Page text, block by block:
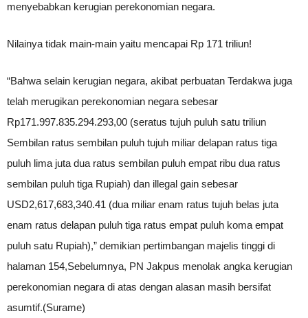
menyebabkan kerugian perekonomian negara.
Nilainya tidak main-main yaitu mencapai Rp 171 triliun!
“Bahwa selain kerugian negara, akibat perbuatan Terdakwa juga
telah merugikan perekonomian negara sebesar
Rp171.997.835.294.293,00 (seratus tujuh puluh satu triliun
Sembilan ratus sembilan puluh tujuh miliar delapan ratus tiga
puluh lima juta dua ratus sembilan puluh empat ribu dua ratus
sembilan puluh tiga Rupiah) dan illegal gain sebesar
USD2,617,683,340.41 (dua miliar enam ratus tujuh belas juta
enam ratus delapan puluh tiga ratus empat puluh koma empat
puluh satu Rupiah),” demikian pertimbangan majelis tinggi di
halaman 154,Sebelumnya, PN Jakpus menolak angka kerugian
perekonomian negara di atas dengan alasan masih bersifat
asumtif.(Surame)